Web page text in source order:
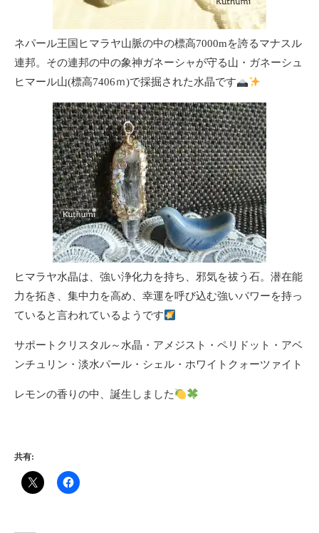
ネパール王国ヒマラヤ山脈の中の標高7000mを誇るマナスル
連邦。その連邦の中の象神ガネーシャが守る山・ガネーシュ
ヒマール山(標高7406ｍ)で採掘された水晶です
ヒマラヤ水晶は、強い浄化力を持ち、邪気を祓う石。潜在能
力を拓き、集中力を高め、幸運を呼び込む強いパワーを持っ
ていると言われているようです
サポートクリスタル～水晶・アメジスト・ペリドット・アベ
ンチュリン・淡水パール・シェル・ホワイトクォーツァイト
レモンの香りの中、誕生しました
共有: